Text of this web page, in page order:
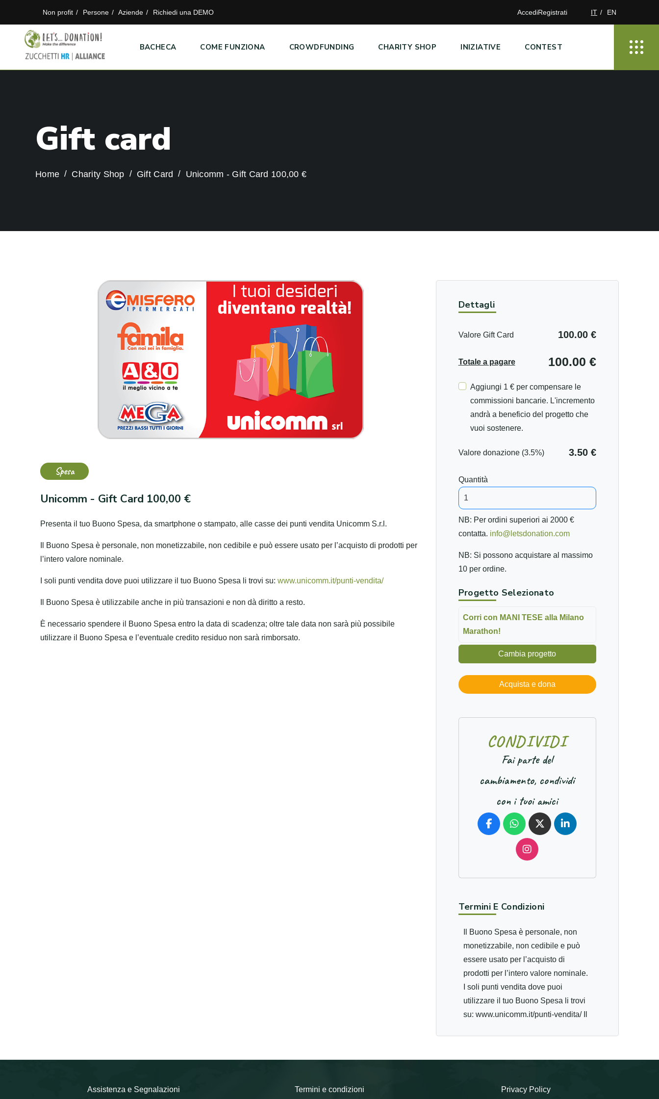
Non profit Persone Aziende Richiedi una DEMO AccediRegistrati IT EN
BACHECA COME FUNZIONA CROWDFUNDING CHARITY SHOP INIZIATIVE CONTEST
Gift card
Home Charity Shop Gift Card Unicomm - Gift Card 100,00 €
Spesa
Unicomm - Gift Card 100,00 €
Presenta il tuo Buono Spesa, da smartphone o stampato, alle casse dei punti vendita Unicomm S.r.l.
Il Buono Spesa è personale, non monetizzabile, non cedibile e può essere usato per l’acquisto di prodotti per
l’intero valore nominale.
I soli punti vendita dove puoi utilizzare il tuo Buono Spesa li trovi su:www.unicomm.it/punti-vendita/
Il Buono Spesa è utilizzabile anche in più transazioni e non dà diritto a resto.
È necessario spendere il Buono Spesa entro la data di scadenza; oltre tale data non sarà più possibile
utilizzare il Buono Spesa e l’eventuale credito residuo non sarà rimborsato.
Dettagli
Valore Gift Card 100.00 €
Totale a pagare 100.00 €
Aggiungi 1 € per compensare le
commissioni bancarie. L'incremento
andrà a beneficio del progetto che
vuoi sostenere.
Valore donazione (3.5%) 3.50 €
Quantità
NB: Per ordini superiori ai 2000 €
contatta. info@letsdonation.com
NB: Si possono acquistare al massimo
10 per ordine.
Progetto Selezionato
Corri con MANI TESE alla Milano
Marathon!
Cambia progetto
Acquista e dona
CONDIVIDI
Fai parte del
cambiamento, condividi
con i tuoi amici
Termini E Condizioni
Il Buono Spesa è personale, non
monetizzabile, non cedibile e può
essere usato per l’acquisto di
prodotti per l’intero valore nominale.
I soli punti vendita dove puoi
utilizzare il tuo Buono Spesa li trovi
su: www.unicomm.it/punti-vendita/ Il
Assistenza e Segnalazioni Termini e condizioni Privacy Policy